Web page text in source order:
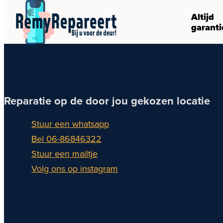
Altijd
Reparatie op de door jou gekozen locatie
Stuur een whatsapp
Bel 06-86846322
Stuur een mailtje
Volg ons op instagram